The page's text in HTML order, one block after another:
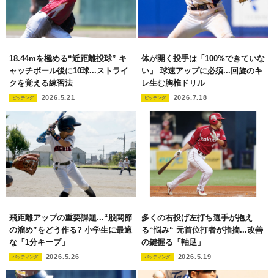
18.44mを極める“近距離投球” キ
ャッチボール後に10球...ストライ
クを覚える練習法
ピッチング 2026.5.21
体が開く投手は「100%できていな
い」 球速アップに必須...回旋のキ
レ生む胸椎ドリル
ピッチング 2026.7.18
飛距離アップの重要課題...“股関節
の溜め”をどう作る? 小学生に最適
な「1分キープ」
バッティング 2026.5.26
多くの右投げ左打ち選手が抱え
る“悩み“ 元首位打者が指摘...改善
の鍵握る「軸足」
バッティング 2026.5.19